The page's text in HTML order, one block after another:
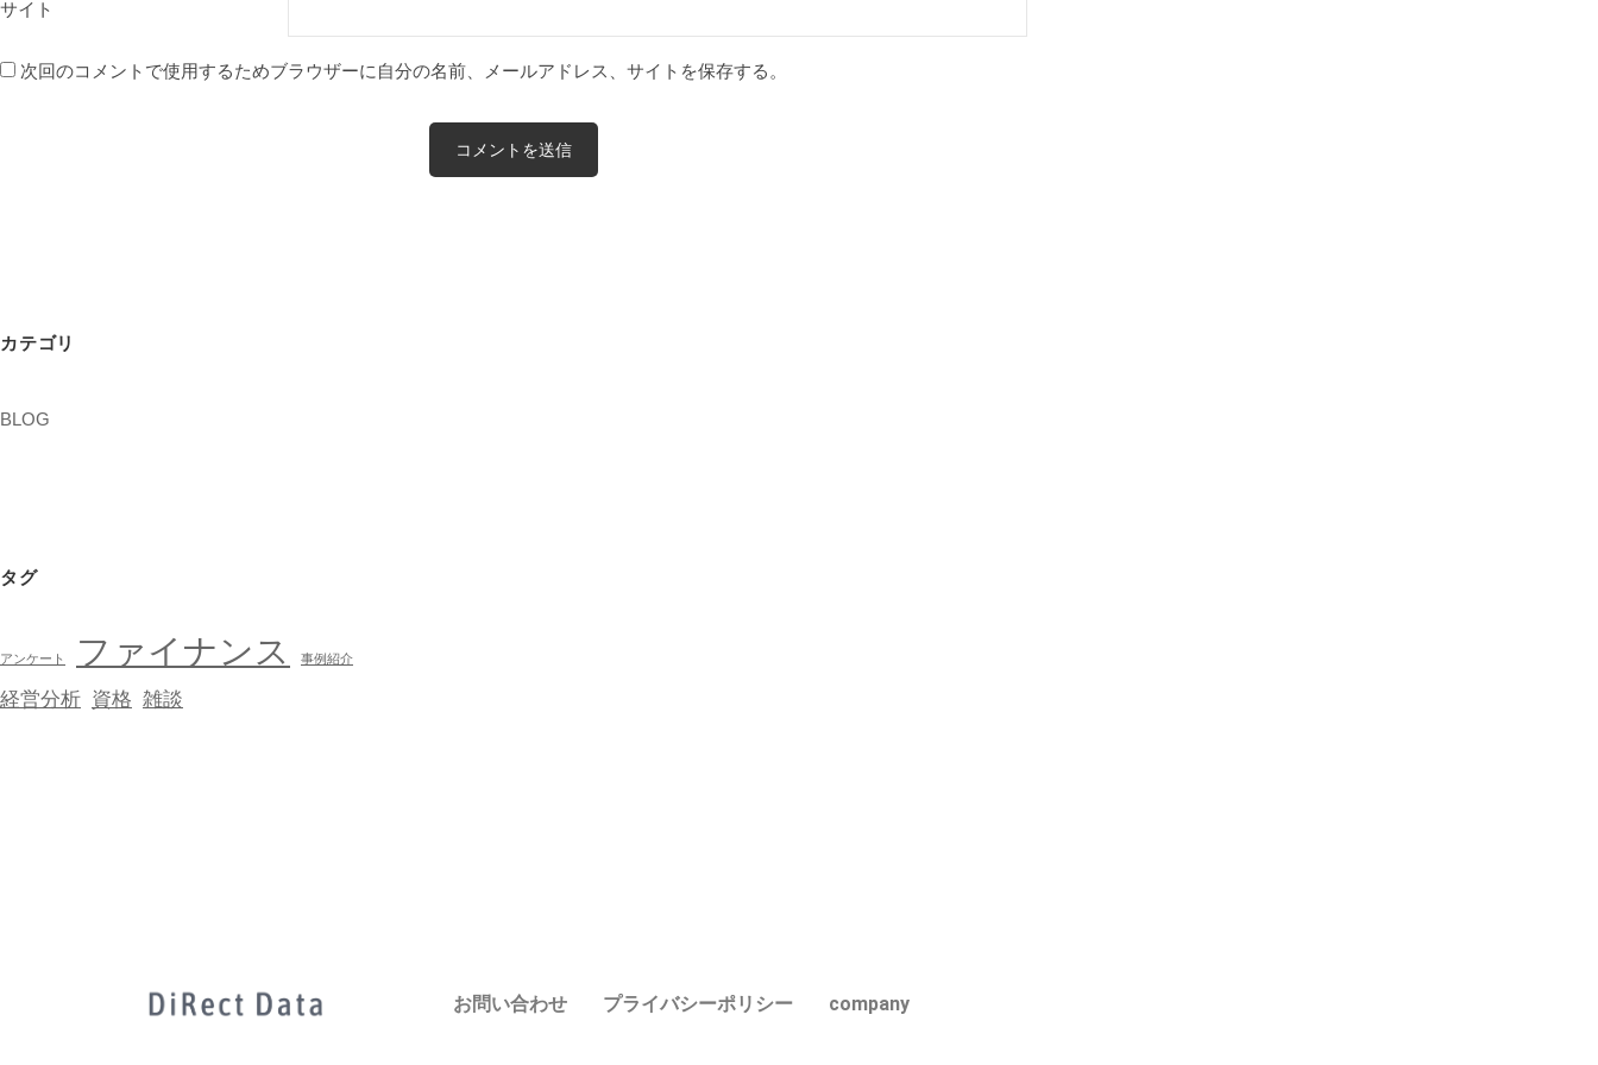
サイト
次回のコメントで使用するためブラウザーに自分の名前、メールアドレス、サイトを保存する。
カテゴリ
BLOG
タグ
アンケート ファイナンス 事例紹介
経営分析 資格 雑談
お問い合わせ プライバシーポリシー company